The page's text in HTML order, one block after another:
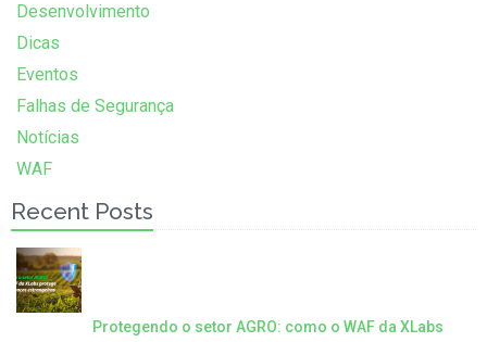
Desenvolvimento
Dicas
Eventos
Falhas de Segurança
Notícias
WAF
Recent Posts
Protegendo o setor AGRO: como o WAF da XLabs